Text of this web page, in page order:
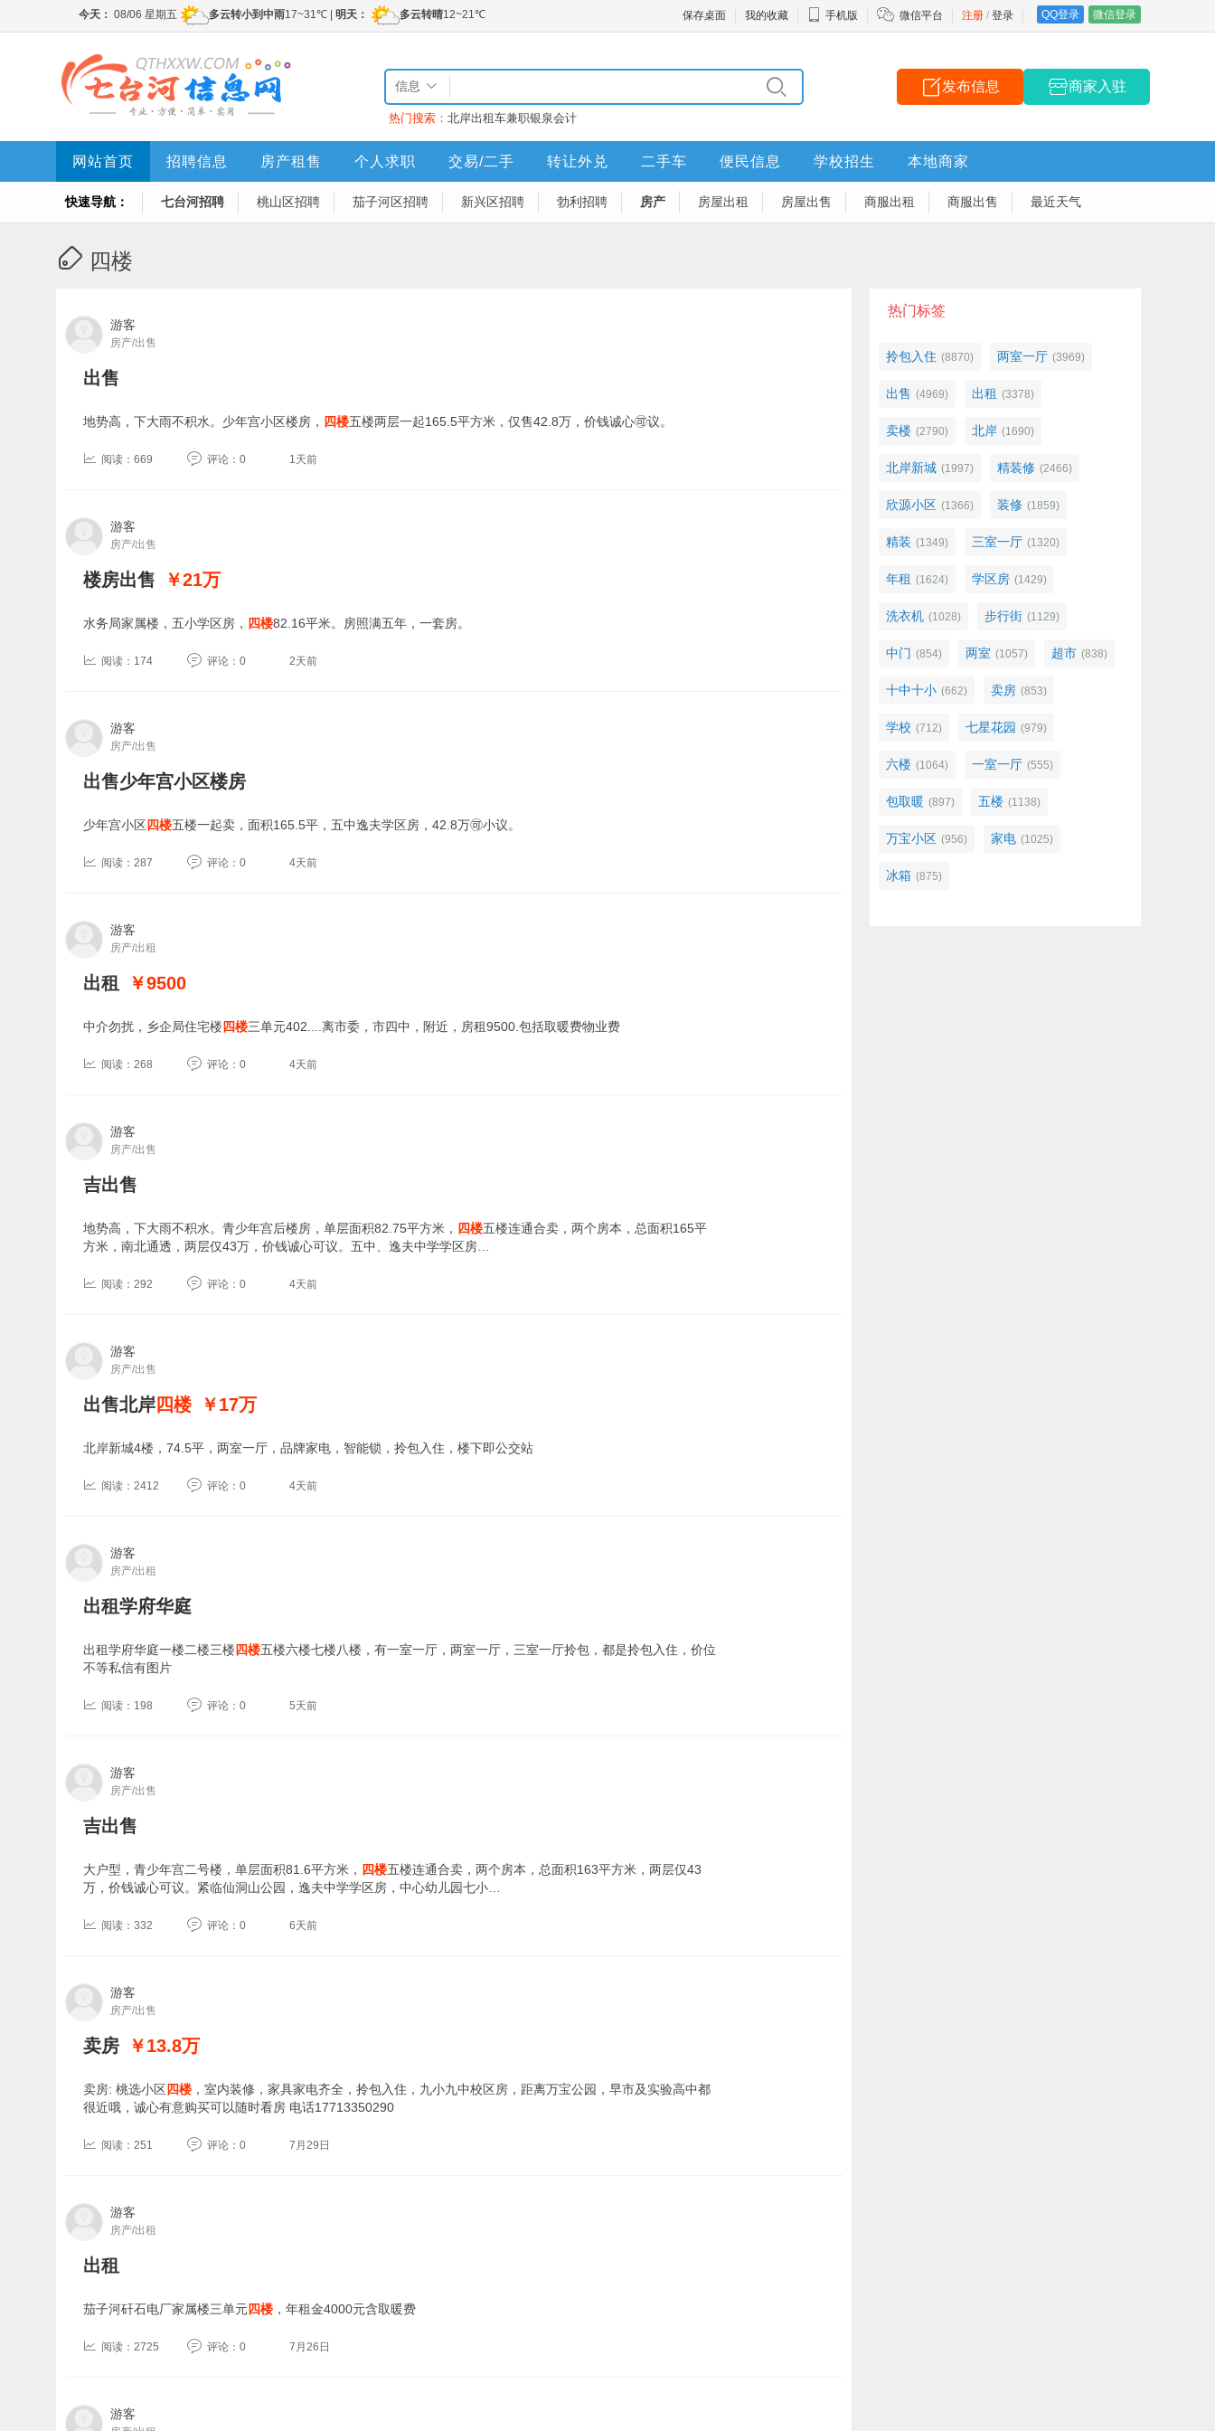
注册 / 登录 QQ登录 微信登录
保存桌面 我的收藏 手机版 微信平台
信息
热门搜索： 北岸出租车兼职银泉会计
发布信息 商家入驻
网站首页 招聘信息 房产租售 个人求职 交易/二手 转让外兑 二手车 便民信息 学校招生 本地商家
快速导航： 七台河招聘 桃山区招聘 茄子河区招聘 新兴区招聘 勃利招聘 房产 房屋出租 房屋出售 商服出租 商服出售 最近天气
四楼
游客
房产/出售
出售
地势高，下大雨不积水。少年宫小区楼房， 四楼五楼两层一起165.5平方米，仅售42.8万，价钱诚心🉑议。
阅读：669 评论：0 1天前
游客
房产/出售
楼房出售 ￥21万
水务局家属楼，五小学区房， 四楼82.16平米。房照满五年，一套房。
阅读：174 评论：0 2天前
游客
房产/出售
出售少年宫小区楼房
少年宫小区四楼五楼一起卖，面积165.5平，五中逸夫学区房，42.8万🉑小议。
阅读：287 评论：0 4天前
游客
房产/出租
出租 ￥9500
中介勿扰，乡企局住宅楼 四楼三单元402....离市委，市四中，附近，房租9500.包括取暖费物业费
阅读：268 评论：0 4天前
游客
房产/出售
吉出售
地势高，下大雨不积水。青少年宫后楼房，单层面积82.75平方米， 四楼五楼连通合卖，两个房本，总面积165平
方米，南北通透，两层仅43万，价钱诚心可议。五中、逸夫中学学区房…
阅读：292 评论：0 4天前
游客
房产/出售
出售北岸四楼 ￥17万
北岸新城4楼，74.5平，两室一厅，品牌家电，智能锁，拎包入住，楼下即公交站
阅读：2412 评论：0 4天前
游客
房产/出租
出租学府华庭
出租学府华庭一楼二楼三楼 四楼五楼六楼七楼八楼，有一室一厅，两室一厅，三室一厅拎包，都是拎包入住，价位
不等私信有图片
阅读：198 评论：0 5天前
游客
房产/出售
吉出售
大户型，青少年宫二号楼，单层面积81.6平方米， 四楼五楼连通合卖，两个房本，总面积163平方米，两层仅43
万，价钱诚心可议。紧临仙洞山公园，逸夫中学学区房，中心幼儿园七小…
阅读：332 评论：0 6天前
游客
房产/出售
卖房 ￥13.8万
卖房: 桃选小区四楼 ，室内装修，家具家电齐全，拎包入住，九小九中校区房，距离万宝公园，早市及实验高中都
很近哦，诚心有意购买可以随时看房 电话17713350290
阅读：251 评论：0 7月29日
游客
房产/出租
出租
茄子河矸石电厂家属楼三单元四楼 ，年租金4000元含取暖费
阅读：2725 评论：0 7月26日
游客
热门标签
拎包入住 (8870) 两室一厅 (3969)
出售 (4969) 出租 (3378)
卖楼 (2790) 北岸 (1690)
北岸新城 (1997) 精装修 (2466)
欣源小区 (1366) 装修 (1859)
精装 (1349) 三室一厅 (1320)
年租 (1624) 学区房 (1429)
洗衣机 (1028) 步行街 (1129)
中门 (854) 两室 (1057) 超市 (838)
十中十小 (662) 卖房 (853)
学校 (712) 七星花园 (979)
六楼 (1064) 一室一厅 (555)
包取暖 (897) 五楼 (1138)
万宝小区 (956) 家电 (1025)
冰箱 (875)